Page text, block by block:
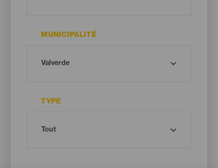
MUNICIPALITÉ
TYPE